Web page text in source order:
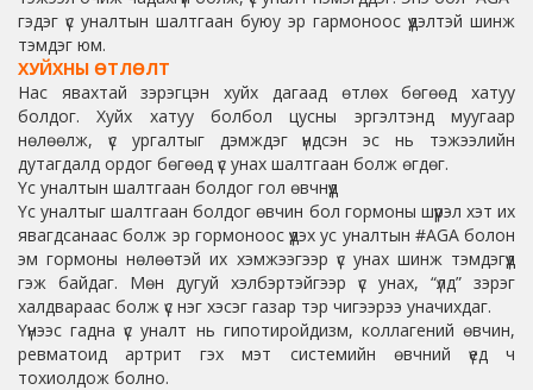
гэдэг үс уналтын шалтгаан буюу эр гармоноос үүдэлтэй шинж
тэмдэг юм.
ХУЙХНЫ ӨТЛӨЛТ
Нас явахтай зэрэгцэн хуйх дагаад өтлөх бөгөөд хатуу
болдог. Хуйх хатуу болбол цусны эргэлтэнд муугаар
нөлөөлж, үс ургалтыг дэмждэг үндсэн эс нь тэжээлийн
дутагдалд ордог бөгөөд үс унах шалтгаан болж өгдөг.
Үс уналтын шалтгаан болдог гол өвчнүүд
Үс уналтыг шалтгаан болдог өвчин бол гормоны шүүрэл хэт их
явагдсанаас болж эр гормоноос үүдэх ус уналтын #AGA болон
эм гормоны нөлөөтэй их хэмжээгээр үс унах шинж тэмдэгүүд
гэж байдаг. Мөн дугуй хэлбэртэйгээр үс унах, “үлд” зэрэг
халдвараас болж үс нэг хэсэг газар тэр чигээрээ уначихдаг.
Үүнээс гадна үс уналт нь гипотиройдизм, коллагений өвчин,
ревматоид артрит гэх мэт системийн өвчний үед ч
тохиолдож болно.